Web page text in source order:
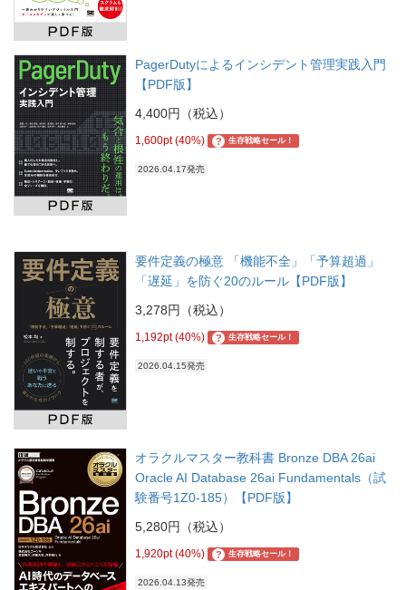
PagerDutyによるインシデント管理実践入門
【PDF版】
4,400円（税込）
1,600pt (40%) ? 生存戦略セール！
2026.04.17発売
要件定義の極意 「機能不全」「予算超過」
「遅延」を防ぐ20のルール【PDF版】
3,278円（税込）
1,192pt (40%) ? 生存戦略セール！
2026.04.15発売
オラクルマスター教科書 Bronze DBA 26ai
Oracle AI Database 26ai Fundamentals（試
験番号1Z0-185）【PDF版】
5,280円（税込）
1,920pt (40%) ? 生存戦略セール！
2026.04.13発売